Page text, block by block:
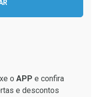
o APP e confira
e descontos